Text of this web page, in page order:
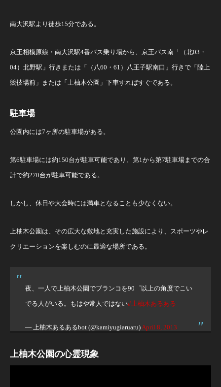
南大沢駅より徒歩15分である。
京王相模原線・南大沢駅4番バス乗り場から、京王バス南「（北03・
04）北野駅」行きまたは「（八60・61）八王子駅南口」行きで「陸上
競技場前」または「上柚木公園」下車すればすぐである。
駐車場
公園内には7ヶ所の駐車場がある。
第6駐車場には約150台が駐車可能であり、第1から第7駐車場までの合
計で約270台が駐車可能である。
しかし、休日や大会時には満車となることも少なくない。
上柚木公園は、その広大な敷地と充実した施設により、スポーツやレ
クリエーションを楽しむのに最適な場所である。
夜、一人で上柚木公園でブランコを90゜以上の角度でこい
でる人がいる。もはや常人ではない#上柚木あるある
— 上柚木あるあるbot (@kamiyugiaruaru)April 8, 2013
上柚木公園の心霊現象